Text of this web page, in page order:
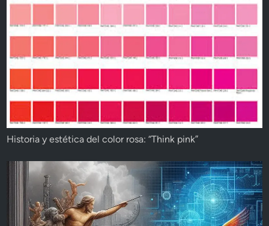
Historia y estética del color rosa: “Think pink”